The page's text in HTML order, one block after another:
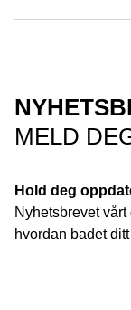
MELD
Hold deg
Nyhetsbrevet
hvordan badet